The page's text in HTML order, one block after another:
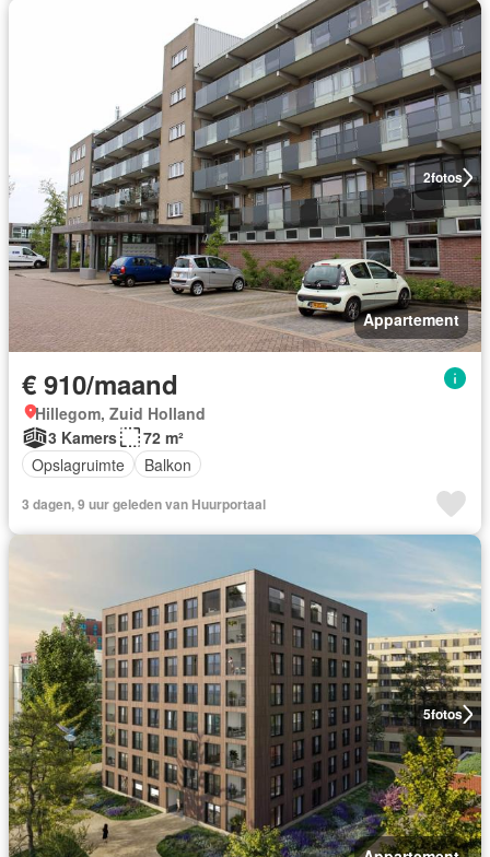
2fotos
Appartement
€ 910/maand
Hillegom, Zuid Holland
3 Kamers
72 m²
Opslagruimte
Balkon
3 dagen, 9 uur geleden van Huurportaal
5fotos